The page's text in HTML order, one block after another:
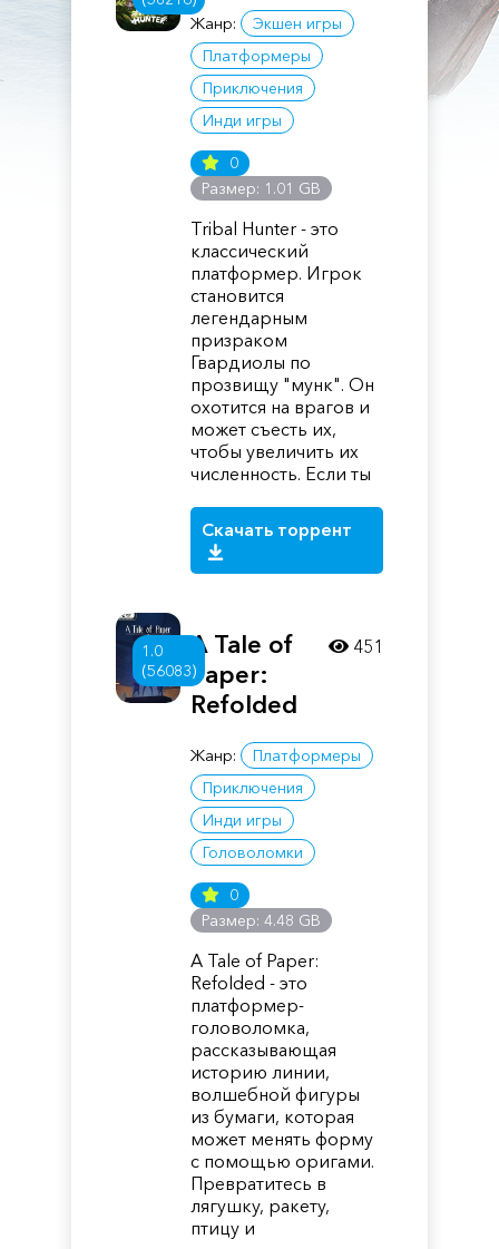
Жанр:
Экшен игры
Платформеры
Приключения
Инди игры
0
Размер: 1.01 GB
Tribal Hunter - это
классический
платформер. Игрок
становится
легендарным
призраком
Гвардиолы по
прозвищу "мунк". Он
охотится на врагов и
может съесть их,
чтобы увеличить их
численность. Если ты
Скачать торрент
1.0
(56083)
A Tale of
Paper:
Refolded
Жанр:
Платформеры
Приключения
Инди игры
Головоломки
0
Размер: 4.48 GB
A Tale of Paper:
Refolded - это
платформер-
головоломка,
рассказывающая
историю линии,
волшебной фигуры
из бумаги, которая
может менять форму
с помощью оригами.
Превратитесь в
лягушку, ракету,
птицу и
451